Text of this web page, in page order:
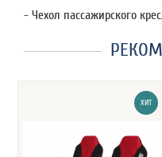
- Чехол пассажирского
ХИТ